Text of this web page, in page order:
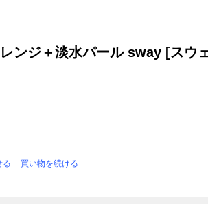
ジ＋淡水パール sway [スウ
る 買い物を続ける